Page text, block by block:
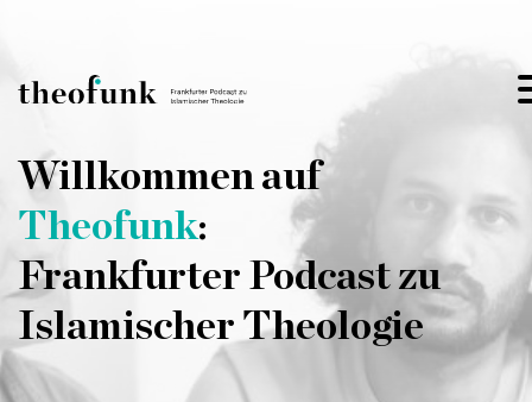
Willkommen auf
Theofunk:
Frankfurter Podcast zu
Islamischer Theologie